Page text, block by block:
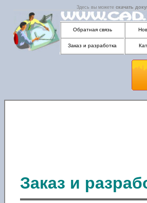
Здесь вы можете скачать
Обратная связь
Заказ и разработка
Заказ и